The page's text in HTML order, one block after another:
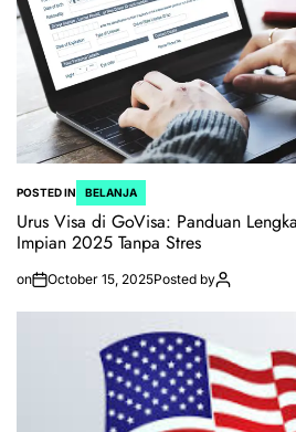
POSTED IN BELANJA
Urus Visa di GoVisa: Panduan
Impian 2025 Tanpa Stres
on October 15, 2025Posted by